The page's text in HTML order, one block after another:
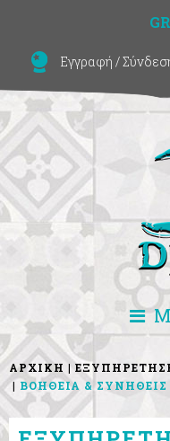
GR
Εγγραφή /
ΑΡΧΙΚΗ
ΒΟΗΘΕΙΑ & ΣΥΝΗΘΕΙΣ